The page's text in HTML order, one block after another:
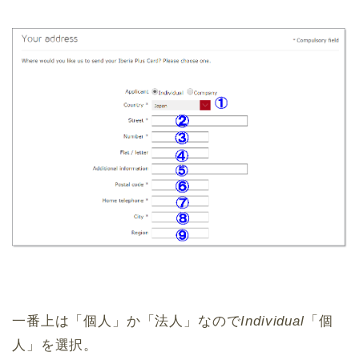
一番上は「個人」か「法人」なのでIndividual 「個
人」を選択。